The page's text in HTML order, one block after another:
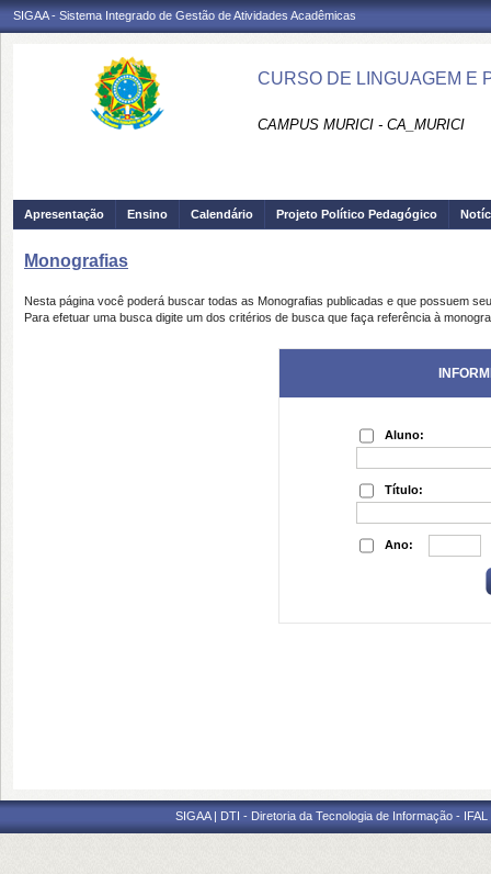
SIGAA - Sistema Integrado de Gestão de Atividades Acadêmicas
CURSO DE LINGUAGEM E
CAMPUS MURICI - CA_MURICI
Apresentação Ensino Calendário Projeto Político Pedagógico
Monografias
Nesta página você poderá buscar todas as Monografias publicadas e que possuem
Para efetuar uma busca digite um dos critérios de busca que faça referência à
Aluno:
Título:
Ano:
SIGAA | DTI - Diretoria da Tecnologia de Informação -